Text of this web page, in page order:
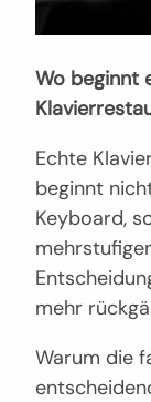
Wo beginnt
Echte
beginnt
Keyboard,
mehr
Warum die